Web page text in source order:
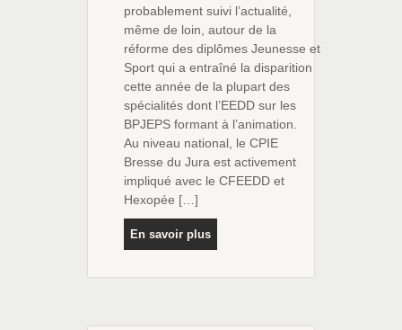
probablement suivi l’actualité,
même de loin, autour de la
réforme des diplômes Jeunesse et
Sport qui a entraîné la disparition
cette année de la plupart des
spécialités dont l’EEDD sur les
BPJEPS formant à l’animation.
Au niveau national, le CPIE
Bresse du Jura est activement
impliqué avec le CFEEDD et
Hexopée […]
En savoir plus